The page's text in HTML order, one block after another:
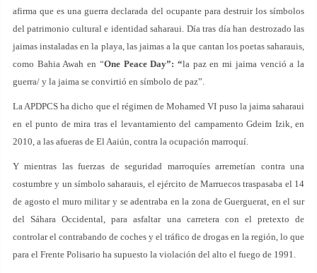
afirma que es una guerra declarada del ocupante para destruir los símbolos
del patrimonio cultural e identidad saharaui. Día tras día han destrozado las
jaimas instaladas en la playa, las jaimas a la que cantan los poetas saharauis,
como Bahia Awah en “One Peace Day”: “la paz en mi jaima venció a la
guerra/ y la jaima se convirtió en símbolo de paz”.
La APDPCS ha dicho que el régimen de Mohamed VI puso la jaima saharaui
en el punto de mira tras el levantamiento del campamento Gdeim Izik, en
2010, a las afueras de El Aaiún, contra la ocupación marroquí.
Y mientras las fuerzas de seguridad marroquíes arremetían contra una
costumbre y un símbolo saharauis, el ejército de Marruecos traspasaba el 14
de agosto el muro militar y se adentraba en la zona de Guerguerat, en el sur
del Sáhara Occidental, para asfaltar una carretera con el pretexto de
controlar el contrabando de coches y el tráfico de drogas en la región, lo que
para el Frente Polisario ha supuesto la violación del alto el fuego de 1991.